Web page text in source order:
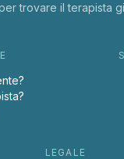
trovare il terapista
LEGALE